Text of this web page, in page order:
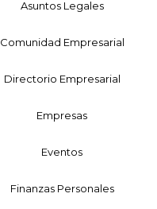
Asuntos Legales
Comunidad Empresarial
Directorio Empresarial
Empresas
Eventos
Finanzas Personales